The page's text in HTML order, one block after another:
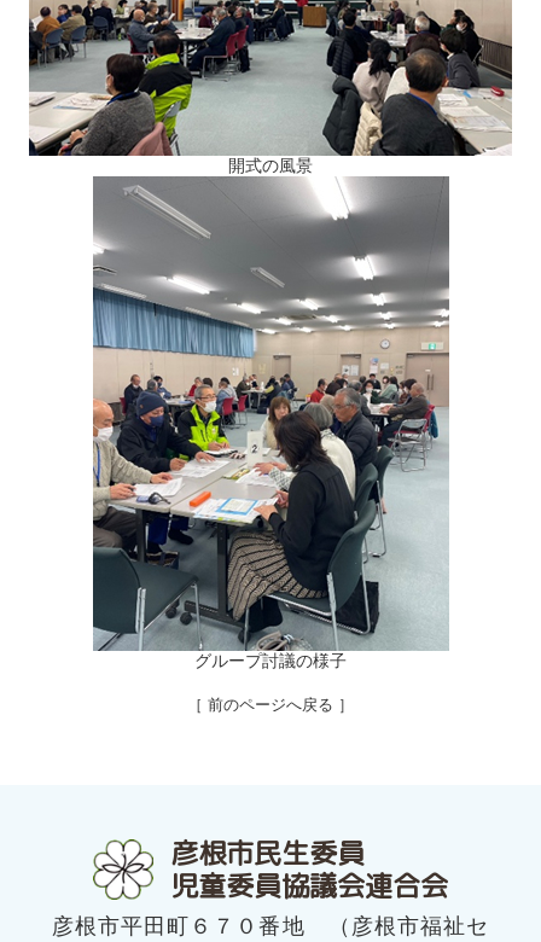
開式の風景
グループ討議の様子
［ 前のページへ戻る ］
彦根市民生委員
児童委員協議会連合会
彦根市平田町６７０番地 （彦根市福祉セ